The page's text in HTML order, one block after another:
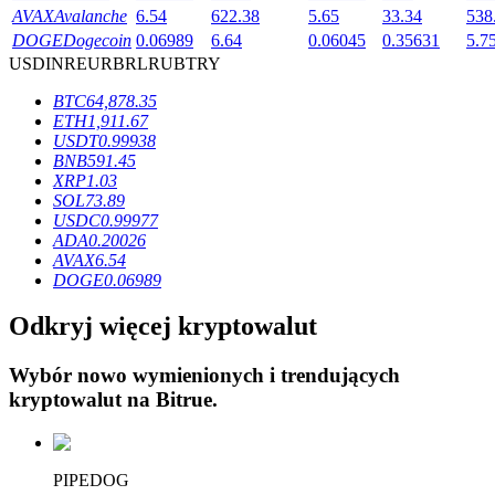
Blokady BTR
Ekskluzywne inwestycje dla posiadaczy BTR
Pożyczki
Usługa pożyczek wspieranych kryptowalutami
AVAXAvalanche 6.54 622.38 5.65 33.34
DOGEDogecoin 0.06989 6.64 0.06045 0.35631
USDINREURBRLRUBTRY
BTC64,878.35
ETH1,911.67
USDT0.99938
BNB591.45
XRP1.03
SOL73.89
USDC0.99977
ADA0.20026
AVAX6.54
DOGE0.06989
Odkryj więcej kryptowalut
Wybór nowo wymienionych i trendujących
kryptowalut na Bitrue.
PIPEDOG